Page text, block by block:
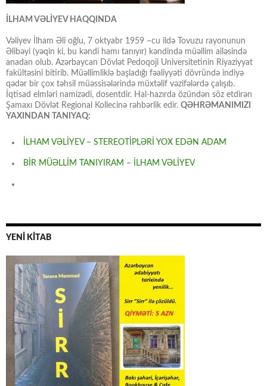
İLHAM VƏLİYEV HAQQINDA
Vəliyev İlham Əli oğlu, 7 oktyabr 1959 –cu ildə Tovuzu rayonunun
Əlibəyi (yəqin ki, bu kəndi hamı tanıyır) kəndində müəllim ailəsində
anadan olub. Azərbaycan Dövlət Pedoqoji Universitetinin Riyaziyyat
fakültəsini bitirib. Müəllimliklə başladığı fəaliyyəti dövründə indiyə
qədər bir çox təhsil müəssisələrində müxtəlif vəzifələrdə çalışıb.
İqtisad elmləri namizədi, dosentdir. Hal-hazırda özündən söz etdirən
Şamaxı Dövlət Regional Kollecinə rəhbərlik edir. QƏHRƏMANIMIZI
YAXINDAN TANIYAQ:
İLHAM VƏLİYEV – STEREOTİPLƏRİ YOX EDƏN ADAM
BİR MÜƏLLİM TANIYIRAM – İLHAM VƏLİYEV
YENİ KİTAB